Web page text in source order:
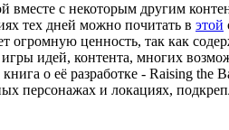
вместе с некоторым другим
тех дней можно почитать в этой
огромную ценность, так как
идей, контента, многих
о её разработке - Raising the
персонажах и локациях,